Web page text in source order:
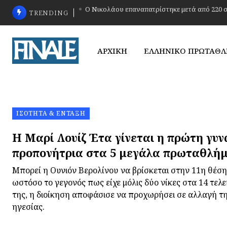
TRENDING Κόκκινη κάρτα στο 00:48
ΑΡΧΙΚΗ ΕΛΛΗΝΙΚΟ
ΙΣΌΤΗΤΑ & ΈΝΤΑΞΗ
Η Μαρί Λουίζ Έτα γίνεται η πρώτη
προπονήτρια στα 5 μεγάλα
Μπορεί η Ουνιόν Βερολίνου να βρίσκεται στην 11η
ωστόσο το γεγονός πως είχε μόλις δύο νίκες στα 14
της, η διοίκηση αποφάσισε να προχωρήσει σε αλλαγή
ηγεσίας.